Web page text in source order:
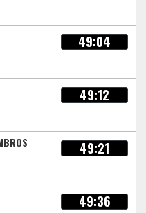
49:04
49:12
49:21
49:36